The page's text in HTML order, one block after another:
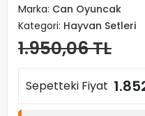
Marka: Can Oyuncak
Kategori: Hayvan Setleri
1.950,06 TL
Sepetteki Fiyat